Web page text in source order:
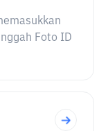
Foto ID